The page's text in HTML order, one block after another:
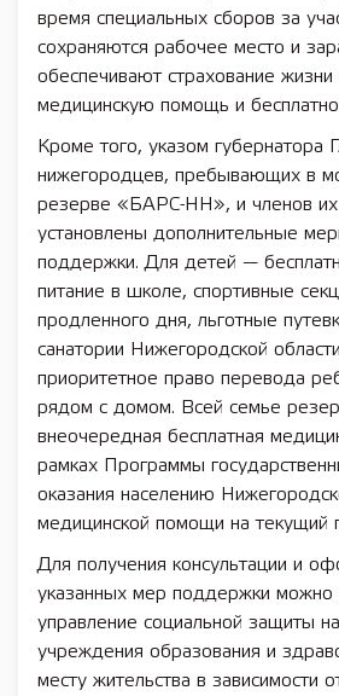
время специальных сборов за
сохраняются рабочее место и
обеспечивают страхование
медицинскую помощь и
Кроме того, указом губернатора
нижегородцев, пребывающих в
резерве «БАРС-НН», и членов их
установлены дополнительные
поддержки. Для детей —
питание в школе, спортивные
продленного дня, льготные
санатории Нижегородской
приоритетное право перевода
рядом с домом. Всей семье
внеочередная бесплатная
рамках Программы
оказания населению
медицинской помощи на текущий
Для получения консультации и
указанных мер поддержки можно
управление социальной защиты
учреждения образования и
месту жительства в зависимости